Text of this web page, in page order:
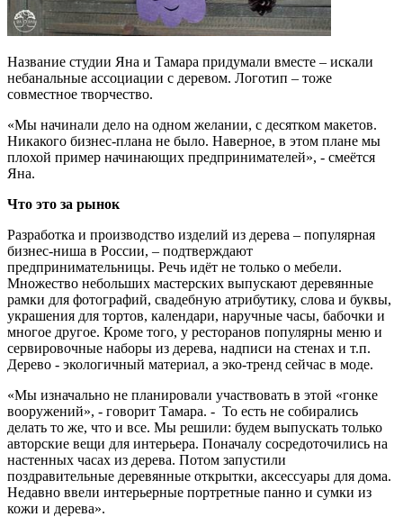
Название студии Яна и Тамара придумали вместе – искали
небанальные ассоциации с деревом. Логотип – тоже
совместное творчество.
«Мы начинали дело на одном желании, с десятком макетов.
Никакого бизнес-плана не было. Наверное, в этом плане мы
плохой пример начинающих предпринимателей», - смеётся
Яна.
Что это за рынок
Разработка и производство изделий из дерева – популярная
бизнес-ниша в России, – подтверждают
предпринимательницы. Речь идёт не только о мебели.
Множество небольших мастерских выпускают деревянные
рамки для фотографий, свадебную атрибутику, слова и буквы,
украшения для тортов, календари, наручные часы, бабочки и
многое другое. Кроме того, у ресторанов популярны меню и
сервировочные наборы из дерева, надписи на стенах и т.п.
Дерево - экологичный материал, а эко-тренд сейчас в моде.
«Мы изначально не планировали участвовать в этой «гонке
вооружений», - говорит Тамара. - То есть не собирались
делать то же, что и все. Мы решили: будем выпускать только
авторские вещи для интерьера. Поначалу сосредоточились на
настенных часах из дерева. Потом запустили
поздравительные деревянные открытки, аксессуары для дома.
Недавно ввели интерьерные портретные панно и сумки из
кожи и дерева».